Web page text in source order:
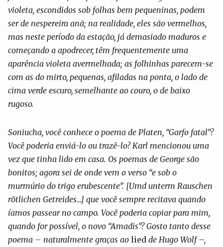
violeta, escondidos sob folhas bem pequeninas, podem
ser de nespereira anã; na realidade, eles são vermelhos,
mas neste período da estação, já demasiado maduros e
começando a apodrecer, têm frequentemente uma
aparência violeta avermelhada; as folhinhas parecem-se
com as do mirto, pequenas, afiladas na ponta, o lado de
cima verde escuro, semelhante ao couro, o de baixo
rugoso.
Soniucha, você conhece o poema de Platen, “Garfo fatal”?
Você poderia enviá-lo ou trazê-lo? Karl mencionou uma
vez que tinha lido em casa. Os poemas de George são
bonitos; agora sei de onde vem o verso “e sob o
murmúrio do trigo erubescente”. [Umd unterm Rauschen
rötlichen Getreides…] que você sempre recitava quando
íamos passear no campo. Você poderia copiar para mim,
quando for possível, o novo “Amadis”? Gosto tanto desse
poema – naturalmente graças ao lied de Hugo Wolf –,